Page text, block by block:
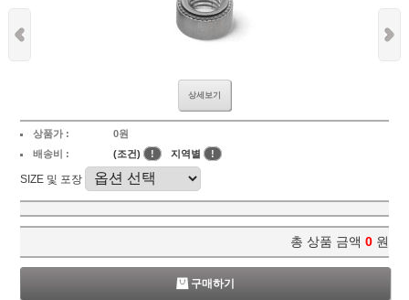
상세보기
상품가 :
0원
배송비 :
(조건) ! 지역별 !
SIZE 및 포장
총 상품 금액 0 원
구매하기